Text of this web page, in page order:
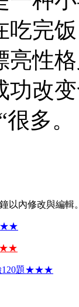
吃完
亮性
功改
多。
以內修改與編
120題★★★